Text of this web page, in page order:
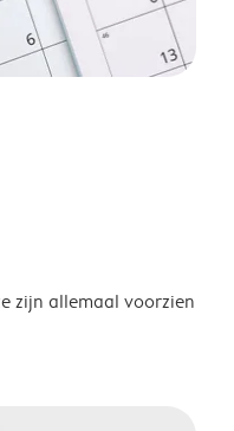
zijn allemaal voorzien